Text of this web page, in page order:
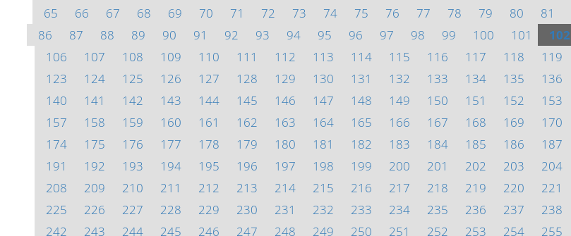
65
66 67 68 69 70 71 72 73 74 75 76 77 78 79 80 81
86
87 88 89 90 91 92 93 94 95 96 97 98 99 100 101 102
106
107 108 109 110 111 112 113 114 115 116 117 118 119
123
124 125 126 127 128 129 130 131 132 133 134 135 136
140
141 142 143 144 145 146 147 148 149 150 151 152 153
157
158 159 160 161 162 163 164 165 166 167 168 169 170
174
175 176 177 178 179 180 181 182 183 184 185 186 187
191
192 193 194 195 196 197 198 199 200 201 202 203 204
208
209 210 211 212 213 214 215 216 217 218 219 220 221
225
226 227 228 229 230 231 232 233 234 235 236 237 238
242
243 244 245 246 247 248 249 250 251 252 253 254 255